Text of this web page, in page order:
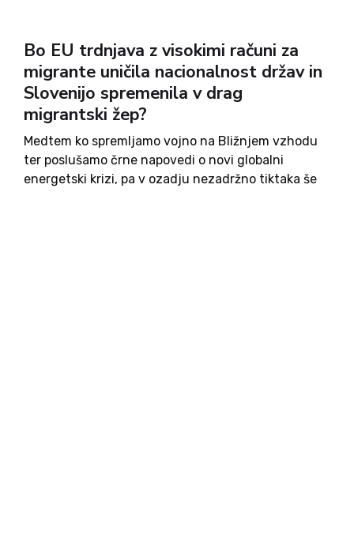
Bo EU trdnjava z visokimi računi za
migrante uničila nacionalnost držav in
Slovenijo spremenila v drag
migrantski žep?
Medtem ko spremljamo vojno na Bližnjem vzhodu
ter poslušamo črne napovedi o novi globalni
energetski krizi, pa v ozadju nezadržno tiktaka še